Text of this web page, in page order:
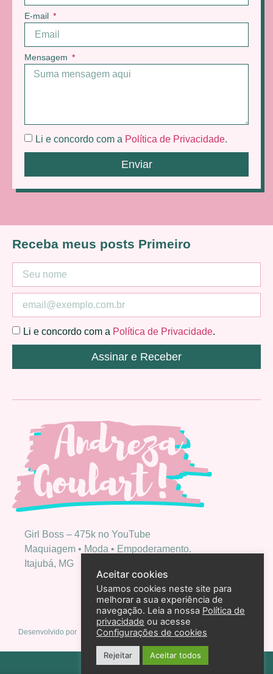
E-mail
Mensagem
Li e concordo com a Política de Privacidade.
Enviar
Girl Boss – 475k no YouTube
Maquiagem • Moda • Empoderamento.
Itajubá, MG
Receba meus posts Primeiro
Li e concordo com a Política de Privacidade.
Assinar e Receber
Desenvolvido por
Política de privacidade
Aceitar cookies
Usamos cookies neste site para
melhorar a sua experiência de
navegação. Leia a nossa Política de
privacidade ou acesse
Configurações de cookies
Rejeitar Aceitar todos